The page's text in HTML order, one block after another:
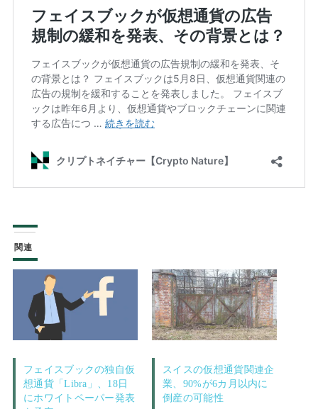
関連
フェイスブックの独自仮
想通貨「Libra」、18日
にホワイトペーパー発表
スイスの仮想通貨関連企
業、90%が6カ月以内に
倒産の可能性